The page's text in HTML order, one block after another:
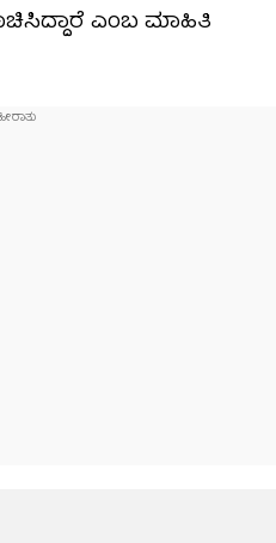
ಎಂಬ ಮಾಹಿತಿ